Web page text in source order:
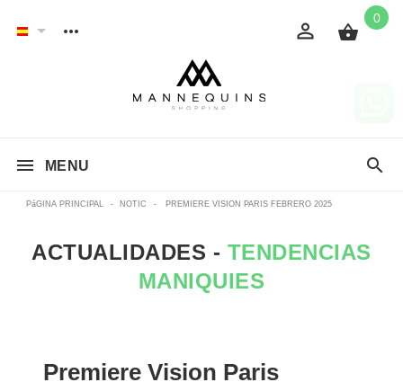
0
MENU
PáGINA PRINCIPAL - NOTIC - PREMIERE VISION PARIS FEBRERO 2025
ACTUALIDADES - TENDENCIAS
MANIQUIES
Premiere Vision Paris